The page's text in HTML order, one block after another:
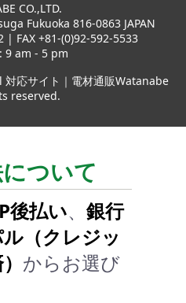
CO.,LTD.
Fukuoka 816-0863 JAPAN
| FAX +81-(0)92-592-5533
9 am - 5 pm
応サイト｜電材通販Watanabe
reserved.
ついて
後払い、 銀行
（クレジッ
からお選び